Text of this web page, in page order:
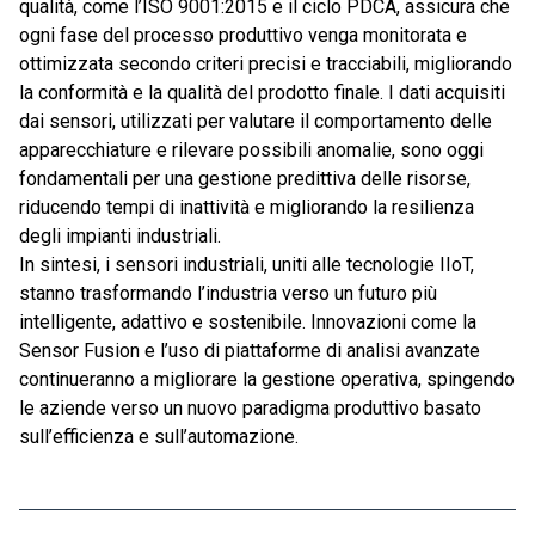
qualità, come l’ISO 9001:2015 e il ciclo PDCA, assicura che
ogni fase del processo produttivo venga monitorata e
ottimizzata secondo criteri precisi e tracciabili, migliorando
la conformità e la qualità del prodotto finale. I dati acquisiti
dai sensori, utilizzati per valutare il comportamento delle
apparecchiature e rilevare possibili anomalie, sono oggi
fondamentali per una gestione predittiva delle risorse,
riducendo tempi di inattività e migliorando la resilienza
degli impianti industriali​.
In sintesi, i sensori industriali, uniti alle tecnologie IIoT,
stanno trasformando l’industria verso un futuro più
intelligente, adattivo e sostenibile. Innovazioni come la
Sensor Fusion e l’uso di piattaforme di analisi avanzate
continueranno a migliorare la gestione operativa, spingendo
le aziende verso un nuovo paradigma produttivo basato
sull’efficienza e sull’automazione.